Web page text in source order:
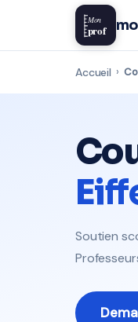
Mon
prof
Accueil ›
Soutien